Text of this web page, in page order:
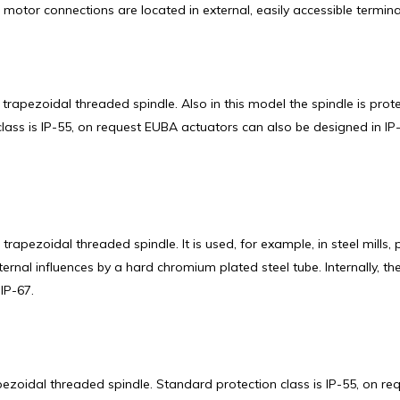
connections are located in external, easily accessible
threaded spindle. Also in this model the spindle is
is IP-55, on request EUBA actuators can also be designed in
threaded spindle. It is used, for example, in steel
influences by a hard chromium plated steel tube. Internally,
67.
threaded spindle. Standard protection class is IP-55, on